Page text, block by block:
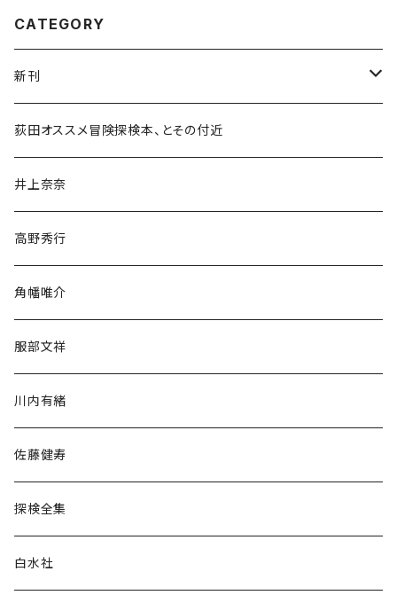
CATEGORY
新刊
和書
文学・小説・物語
随筆・ノンフィクション・その他
民族・風習
言語・ことば
荻田オススメ冒険探検本、とその付近
井上奈奈
高野秀行
角幡唯介
服部文祥
川内有緒
佐藤健寿
探検全集
白水社